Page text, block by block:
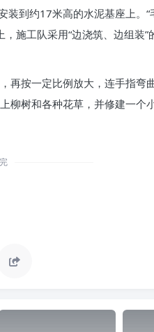
到约17米高的水泥基座上。“
施工队采用“边浇筑、边组装”
按一定比例放大，连手指弯
柳树和各种花草，并修建一个